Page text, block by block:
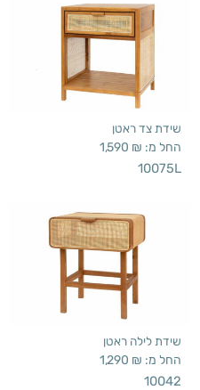
שידת צד ראטן
החל מ: 1,590 ₪
10075L
שידת לילה ראטן
החל מ: 1,290 ₪
10042